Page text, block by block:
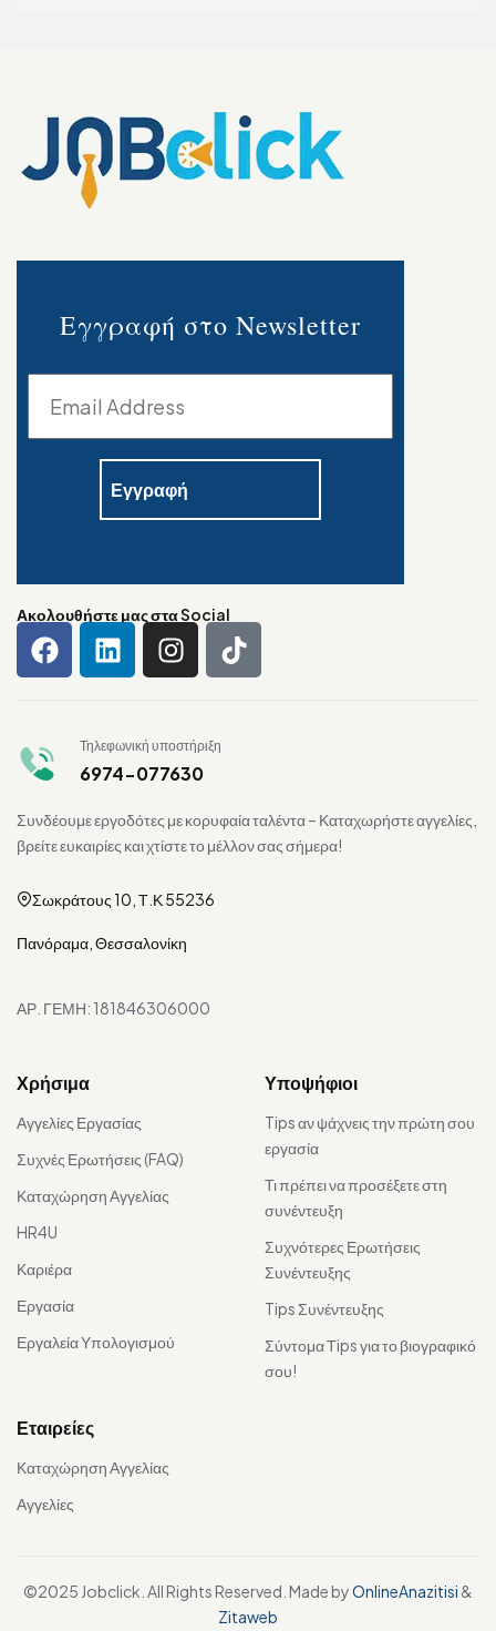
Εγγραφή στο Newsletter
Ακολουθήστε μας στα Social
Τηλεφωνική υποστήριξη
6974-077630
Συνδέουμε εργοδότες με κορυφαία ταλέντα – Καταχωρήστε αγγελίες,
βρείτε ευκαιρίες και χτίστε το μέλλον σας σήμερα!
Σωκράτους 10, Τ.Κ 55236
Πανόραμα, Θεσσαλονίκη
ΑΡ. ΓΕΜΗ: 181846306000
Χρήσιμα
Αγγελίες Εργασίας
Συχνές Ερωτήσεις (FAQ)
Καταχώρηση Αγγελίας
HR4U
Καριέρα
Εργασία
Εργαλεία Υπολογισμού
Υποψήφιοι
Tips αν ψάχνεις την πρώτη σου
εργασία
Τι πρέπει να προσέξετε στη
συνέντευξη
Συχνότερες Ερωτήσεις
Συνέντευξης
Tips Συνέντευξης
Σύντομα Τips για το βιογραφικό
σου!
Εταιρείες
Καταχώρηση Αγγελίας
Αγγελίες
©2025 Jobclick. All Rights Reserved. Made byOnlineAnazitisi &
Zitaweb